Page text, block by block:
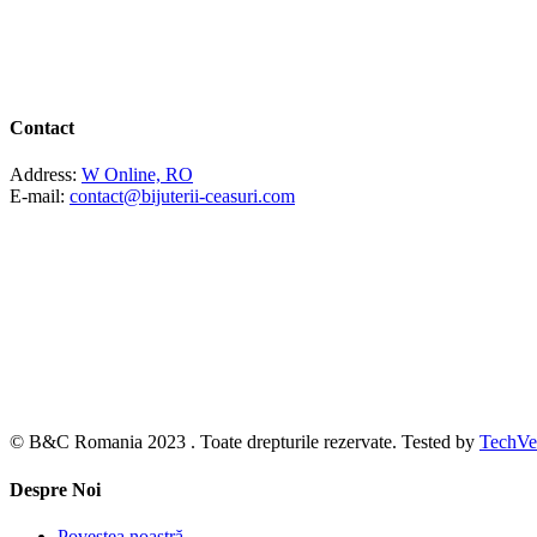
Contact
Address: W Online, RO
E-mail: contact@bijuterii-ceasuri.com
© B&C Romania 2023 . Toate drepturile rezervate. Tested by
Despre Noi